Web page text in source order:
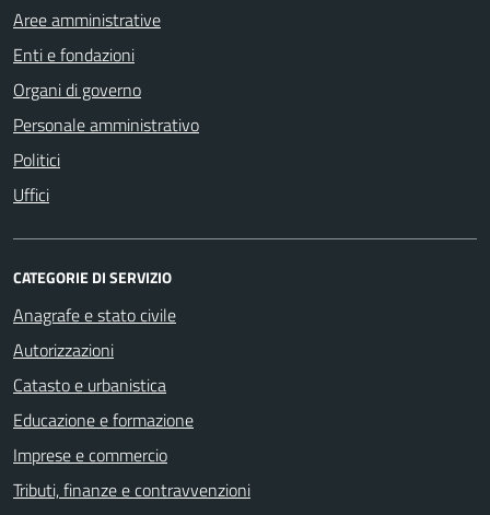
Aree amministrative
Enti e fondazioni
Organi di governo
Personale amministrativo
Politici
Uffici
CATEGORIE DI SERVIZIO
Anagrafe e stato civile
Autorizzazioni
Catasto e urbanistica
Educazione e formazione
Imprese e commercio
Tributi, finanze e contravvenzioni